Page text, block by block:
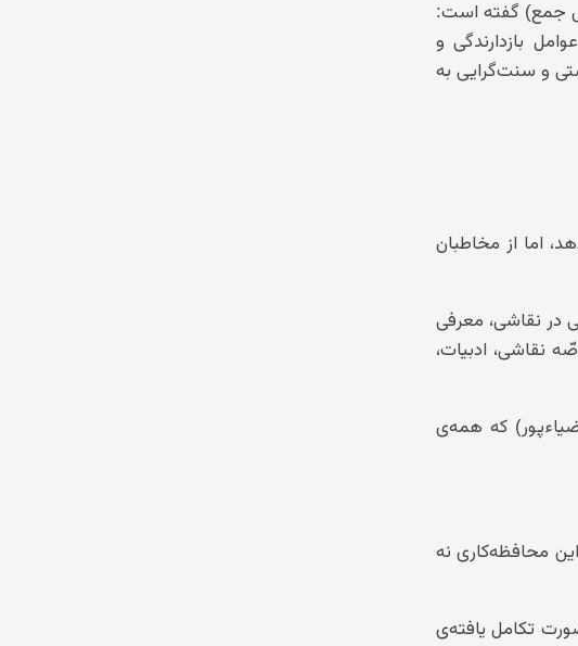
جمع) گفته است:
بازدارندگی و
و سنت‌گرایی به
اما از مخاطبان
در نقاشی، معرفی
نقاشی، ادبیات،
که همه‌ی
محافظه‌کاری نه
تکامل یافته‌ی